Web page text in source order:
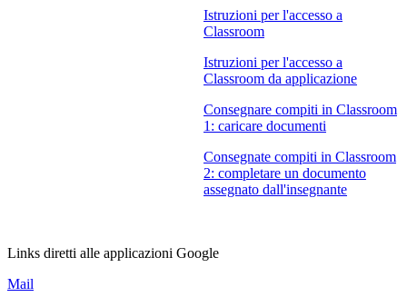
Istruzioni per l'accesso a
Classroom
Istruzioni per l'accesso a
Classroom da applicazione
Consegnare compiti in Classroom
1: caricare documenti
Consegnate compiti in Classroom
2: completare un documento
assegnato dall'insegnante
Links diretti alle applicazioni Google
Mail